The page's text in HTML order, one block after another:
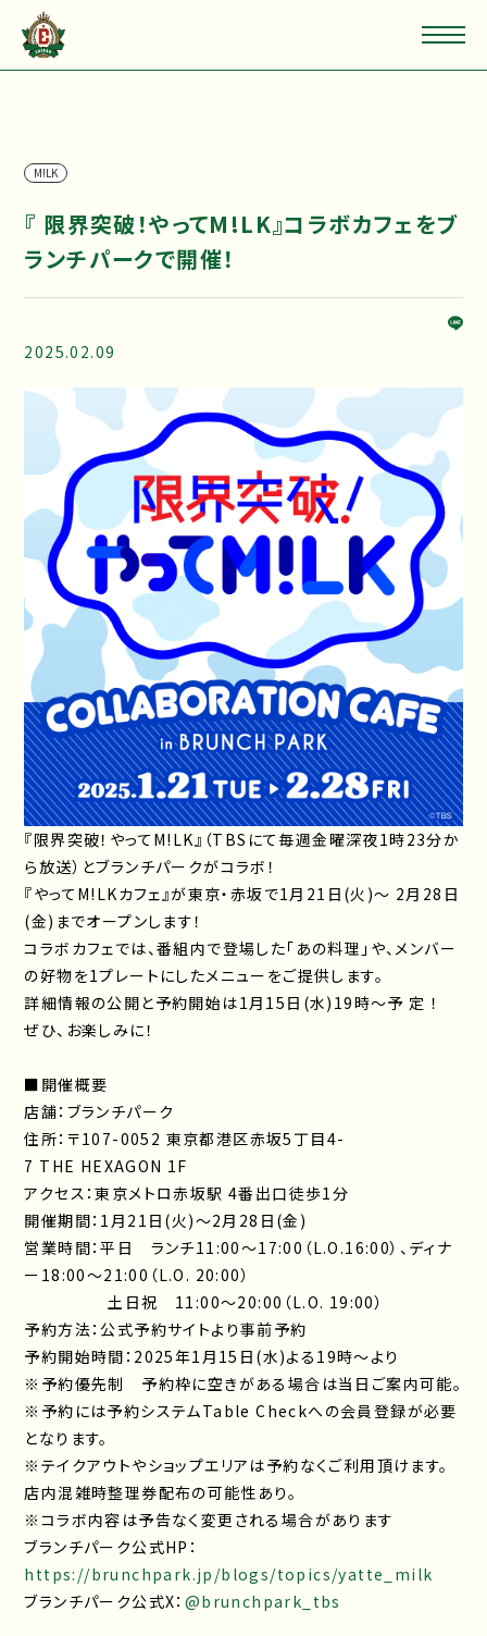
M!LK
『 限界突破！やってM!LK』コラボカフェをブ
ランチパークで開催！
2025.02.09
『限界突破！やってM!LK』（TBSにて毎週金曜深夜1時23分か
ら放送）とブランチパークがコラボ！
『やってM!LKカフェ』が東京・赤坂で1月21日(火)～ 2月28日
(金)までオープンします！
コラボカフェでは、番組内で登場した「あの料理」や、メンバー
の好物を1プレートにしたメニューをご提供します。
詳細情報の公開と予約開始は1月15日(水)19時～予 定 ！
ぜひ、お楽しみに！
■開催概要
店舗：ブランチパーク
住所：〒107-0052 東京都港区赤坂5丁目4-
7 THE HEXAGON 1F
アクセス：東京メトロ赤坂駅 4番出口徒歩1分
開催期間：1月21日(火)～2月28日(金)
営業時間：平日 ランチ11:00～17:00（L.O.16:00）、ディナ
ー18:00～21:00（L.O. 20:00）
土日祝 11:00～20:00（L.O. 19:00）
予約方法：公式予約サイトより事前予約
予約開始時間：2025年1月15日(水)よる19時～より
※予約優先制 予約枠に空きがある場合は当日ご案内可能。
※予約には予約システムTable Checkへの会員登録が必要
となります。
※テイクアウトやショップエリアは予約なくご利用頂けます。
店内混雑時整理券配布の可能性あり。
※コラボ内容は予告なく変更される場合があります
ブランチパーク公式HP：
https://brunchpark.jp/blogs/topics/yatte_milk
ブランチパーク公式X： @brunchpark_tbs